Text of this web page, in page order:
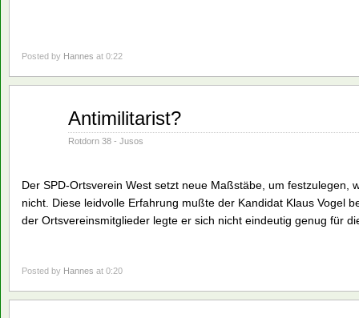
Posted by Hannes at 0:22
Antimilitarist?
Rotdorn 38 - Jusos
Der SPD-Ortsverein West setzt neue Maßstäbe, um festzulegen,
nicht. Diese leidvolle Erfahrung mußte der Kandidat Klaus Vogel
der Ortsvereinsmitglieder legte er sich nicht eindeutig genug für
Posted by Hannes at 0:20